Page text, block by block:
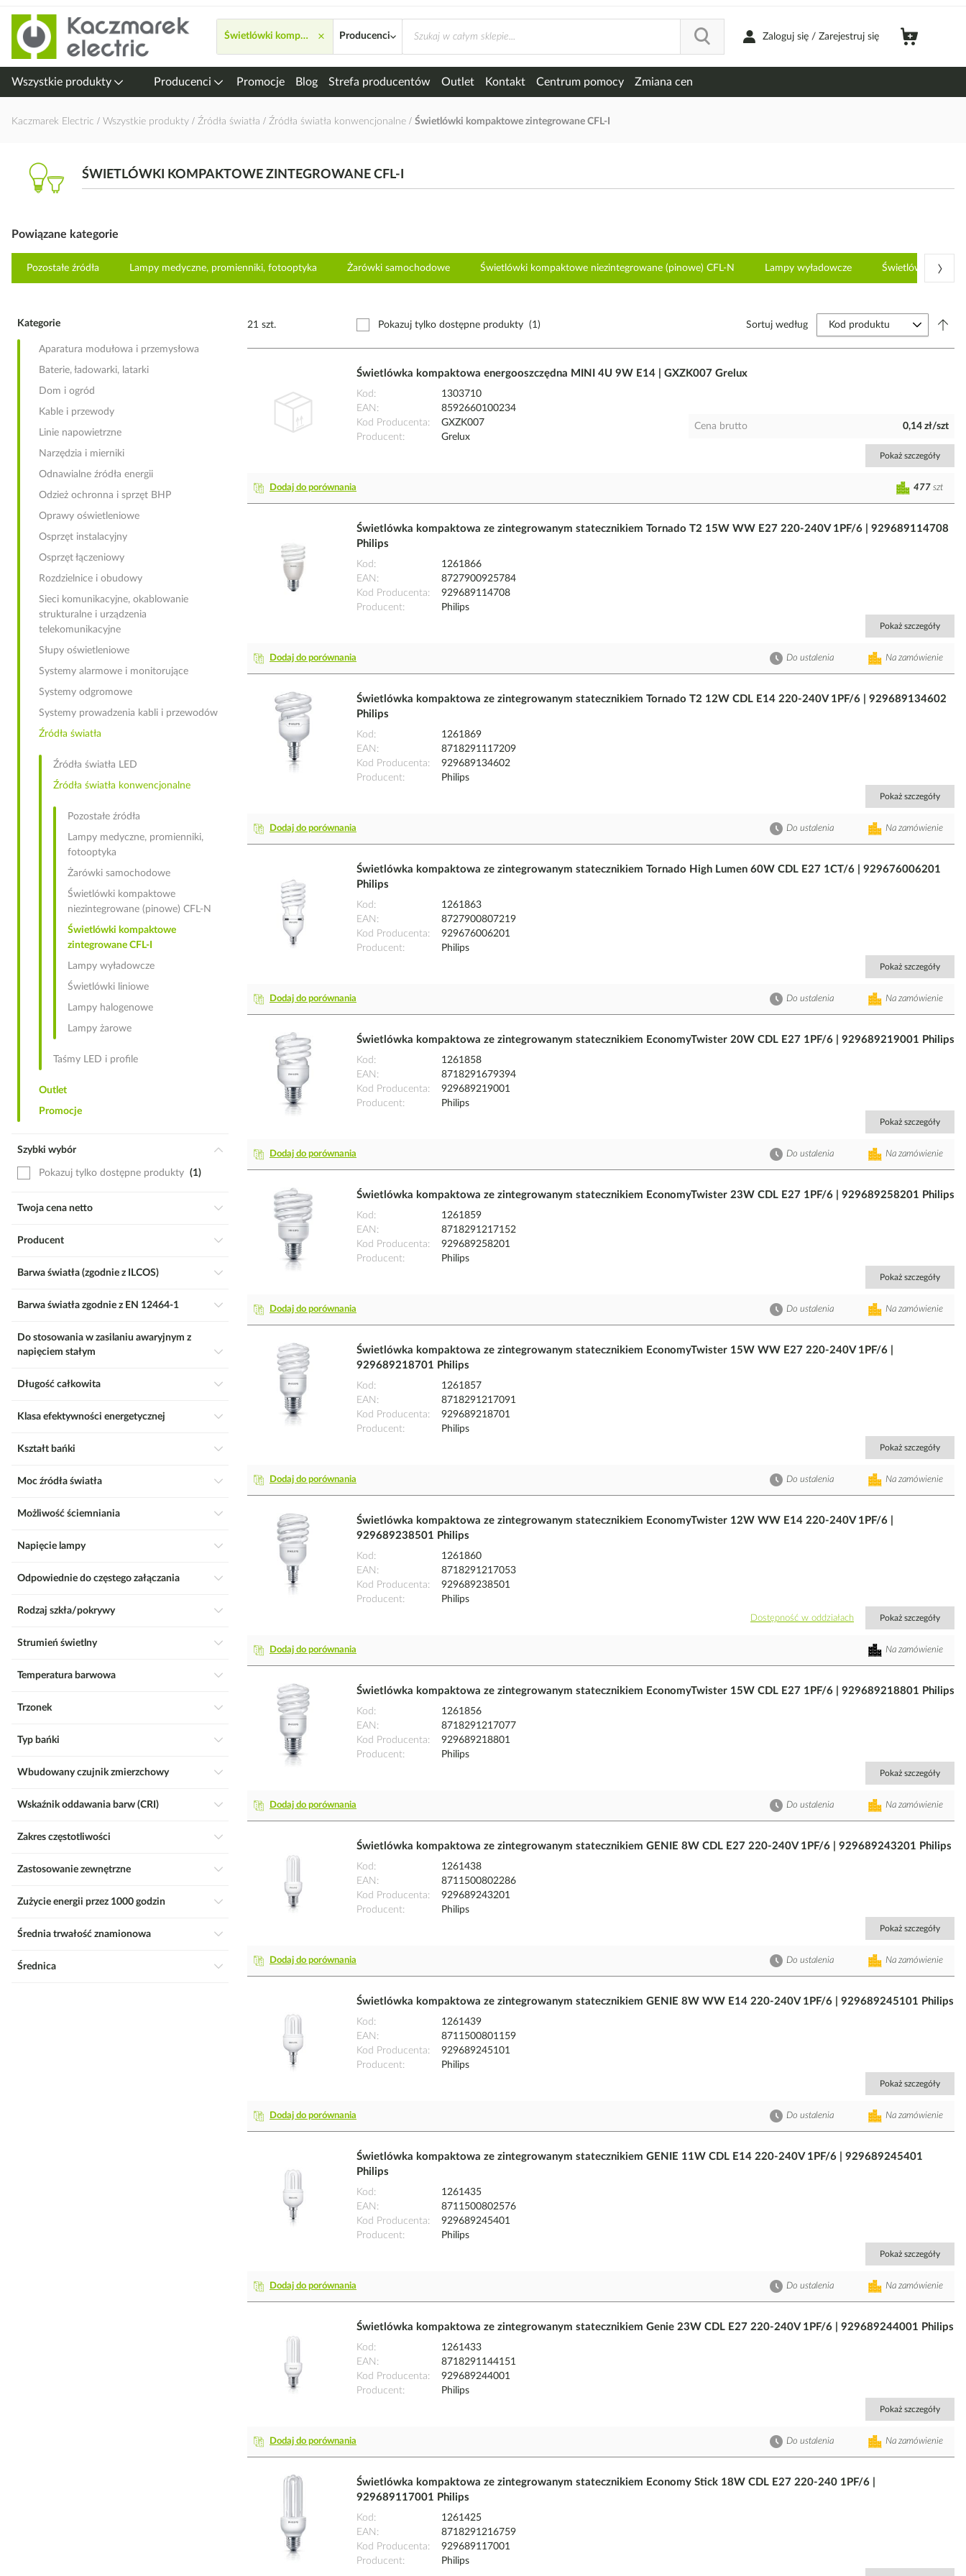
Przejdź
do
treści
Świetlówki kompaktowe zintegrowane CFL-I
× Producenci Zaloguj się / Zarejestruj się
Wszystkie produkty Producenci Promocje Blog Strefa producentów Outlet Kontakt Centrum pomocy Zmiana cen
Kaczmarek Electric Wszystkie produkty Źródła światła Źródła światła konwencjonalne Świetlówki kompaktowe zintegrowane CFL-I
ŚWIETLÓWKI KOMPAKTOWE ZINTEGROWANE CFL-I
Powiązane kategorie
Pozostałe źródła Lampy medyczne, promienniki, fotooptyka Żarówki samochodowe Świetlówki kompaktowe niezintegrowane (pinowe) CFL-N Lampy wyładowcze Świetlówki liniowe
›
21 szt. Pokazuj tylko dostępne produkty (1) Sortuj według
Świetlówka kompaktowa energooszczędna MINI 4U 9W E14 | GXZK007 Grelux
Kod
1303710
EAN
8592660100234
Kod Producenta
GXZK007
Producent
Grelux
Cena brutto 0,14 zł/szt
Pokaż szczegóły
Dodaj do porównania 477 szt
Świetlówka kompaktowa ze zintegrowanym statecznikiem Tornado T2 15W WW E27 220-240V 1PF/6 | 929689114708
Philips
Kod
1261866
EAN
8727900925784
Kod Producenta
929689114708
Producent
Philips
Pokaż szczegóły
Dodaj do porównania Na zamówienie
Do ustalenia
Świetlówka kompaktowa ze zintegrowanym statecznikiem Tornado T2 12W CDL E14 220-240V 1PF/6 | 929689134602
Philips
Kod
1261869
EAN
8718291117209
Kod Producenta
929689134602
Producent
Philips
Pokaż szczegóły
Dodaj do porównania Na zamówienie
Do ustalenia
Świetlówka kompaktowa ze zintegrowanym statecznikiem Tornado High Lumen 60W CDL E27 1CT/6 | 929676006201
Philips
Kod
1261863
EAN
8727900807219
Kod Producenta
929676006201
Producent
Philips
Pokaż szczegóły
Dodaj do porównania Na zamówienie
Do ustalenia
Świetlówka kompaktowa ze zintegrowanym statecznikiem EconomyTwister 20W CDL E27 1PF/6 | 929689219001 Philips
Kod
1261858
EAN
8718291679394
Kod Producenta
929689219001
Producent
Philips
Pokaż szczegóły
Dodaj do porównania Na zamówienie
Do ustalenia
Świetlówka kompaktowa ze zintegrowanym statecznikiem EconomyTwister 23W CDL E27 1PF/6 | 929689258201 Philips
Kod
1261859
EAN
8718291217152
Kod Producenta
929689258201
Producent
Philips
Pokaż szczegóły
Dodaj do porównania Na zamówienie
Do ustalenia
Świetlówka kompaktowa ze zintegrowanym statecznikiem EconomyTwister 15W WW E27 220-240V 1PF/6 |
929689218701 Philips
Kod
1261857
EAN
8718291217091
Kod Producenta
929689218701
Producent
Philips
Pokaż szczegóły
Dodaj do porównania Na zamówienie
Do ustalenia
Świetlówka kompaktowa ze zintegrowanym statecznikiem EconomyTwister 12W WW E14 220-240V 1PF/6 |
929689238501 Philips
Kod
1261860
EAN
8718291217053
Kod Producenta
929689238501
Producent
Philips
Dostępność w oddziałach Pokaż szczegóły
Dodaj do porównania Na zamówienie
Świetlówka kompaktowa ze zintegrowanym statecznikiem EconomyTwister 15W CDL E27 1PF/6 | 929689218801 Philips
Kod
1261856
EAN
8718291217077
Kod Producenta
929689218801
Producent
Philips
Pokaż szczegóły
Dodaj do porównania Na zamówienie
Do ustalenia
Świetlówka kompaktowa ze zintegrowanym statecznikiem GENIE 8W CDL E27 220-240V 1PF/6 | 929689243201 Philips
Kod
1261438
EAN
8711500802286
Kod Producenta
929689243201
Producent
Philips
Pokaż szczegóły
Dodaj do porównania Na zamówienie
Do ustalenia
Świetlówka kompaktowa ze zintegrowanym statecznikiem GENIE 8W WW E14 220-240V 1PF/6 | 929689245101 Philips
Kod
1261439
EAN
8711500801159
Kod Producenta
929689245101
Producent
Philips
Pokaż szczegóły
Dodaj do porównania Na zamówienie
Do ustalenia
Świetlówka kompaktowa ze zintegrowanym statecznikiem GENIE 11W CDL E14 220-240V 1PF/6 | 929689245401
Philips
Kod
1261435
EAN
8711500802576
Kod Producenta
929689245401
Producent
Philips
Pokaż szczegóły
Dodaj do porównania Na zamówienie
Do ustalenia
Świetlówka kompaktowa ze zintegrowanym statecznikiem Genie 23W CDL E27 220-240V 1PF/6 | 929689244001 Philips
Kod
1261433
EAN
8718291144151
Kod Producenta
929689244001
Producent
Philips
Pokaż szczegóły
Dodaj do porównania Na zamówienie
Do ustalenia
Świetlówka kompaktowa ze zintegrowanym statecznikiem Economy Stick 18W CDL E27 220-240 1PF/6 |
929689117001 Philips
Kod
1261425
EAN
8718291216759
Kod Producenta
929689117001
Producent
Philips
Kategorie
Aparatura modułowa i przemysłowa
Baterie, ładowarki, latarki
Dom i ogród
Kable i przewody
Linie napowietrzne
Narzędzia i mierniki
Odnawialne źródła energii
Odzież ochronna i sprzęt BHP
Oprawy oświetleniowe
Osprzęt instalacyjny
Osprzęt łączeniowy
Rozdzielnice i obudowy
Sieci komunikacyjne, okablowanie
strukturalne i urządzenia
telekomunikacyjne
Słupy oświetleniowe
Systemy alarmowe i monitorujące
Systemy odgromowe
Systemy prowadzenia kabli i przewodów
Źródła światła
Źródła światła LED
Źródła światła konwencjonalne
Pozostałe źródła
Lampy medyczne, promienniki,
fotooptyka
Żarówki samochodowe
Świetlówki kompaktowe
niezintegrowane (pinowe) CFL-N
Świetlówki kompaktowe
zintegrowane CFL-I
Lampy wyładowcze
Świetlówki liniowe
Lampy halogenowe
Lampy żarowe
Taśmy LED i profile
Outlet
Promocje
Szybki wybór
Pokazuj tylko dostępne produkty 1
Twoja cena netto
Producent
Barwa światła (zgodnie z ILCOS)
Barwa światła zgodnie z EN 12464-1
Do stosowania w zasilaniu awaryjnym z
napięciem stałym
Długość całkowita
Klasa efektywności energetycznej
Kształt bańki
Moc źródła światła
Możliwość ściemniania
Napięcie lampy
Odpowiednie do częstego załączania
Rodzaj szkła/pokrywy
Strumień świetlny
Temperatura barwowa
Trzonek
Typ bańki
Wbudowany czujnik zmierzchowy
Wskaźnik oddawania barw (CRI)
Zakres częstotliwości
Zastosowanie zewnętrzne
Zużycie energii przez 1000 godzin
Średnia trwałość znamionowa
Średnica